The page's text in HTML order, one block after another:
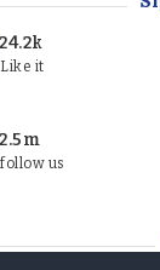
pushFormer
Nvidia
as
Bitcoin tops
23,000Bitcoin
23,000Bitcoin
24.2k
Like it
2.5m
follow us